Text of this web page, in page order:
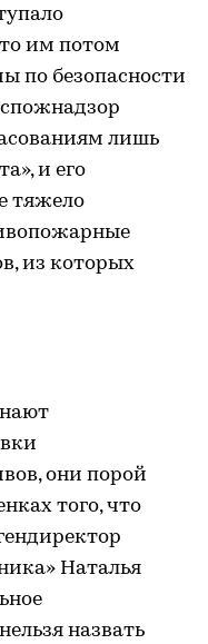
им потом
по безопасности
лишь
и его
тяжело
из которых
они порой
того, что
Наталья
назвать